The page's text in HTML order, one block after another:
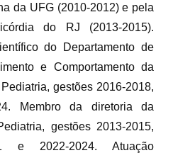
da UFG (2010-2012) e pela
do RJ (2013-2015).
do Departamento de
e Comportamento da
gestões 2016-2018,
Membro da diretoria da
gestões 2013-2015,
e 2022-2024. Atuação